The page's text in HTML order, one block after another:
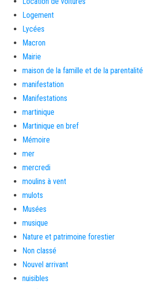
Logement
Lycées
Macron
Mairie
maison de la famille et de la parentalité
manifestation
Manifestations
martinique
Martinique en bref
Mémoire
mer
mercredi
moulins à vent
mulots
Musées
musique
Nature et patrimoine forestier
Non classé
Nouvel arrivant
nuisibles